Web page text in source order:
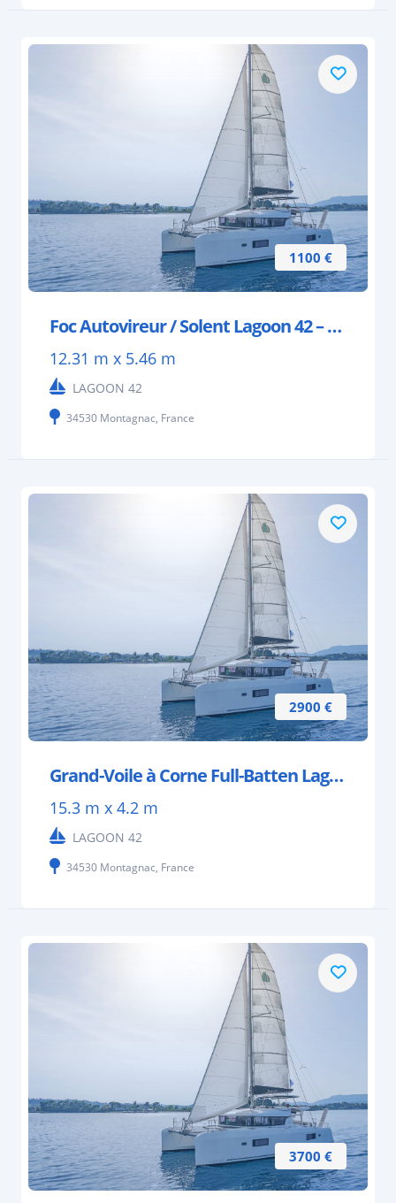
1100 €
Foc Autovireur / Solent Lagoon 42 – 35m²
12.31 m x 5.46 m
LAGOON 42
34530 Montagnac, France
2900 €
Grand-Voile à Corne Full-Batten Lagoon 42 – 59m²
15.3 m x 4.2 m
LAGOON 42
34530 Montagnac, France
3700 €